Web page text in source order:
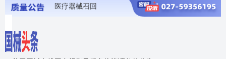
医疗器械召回